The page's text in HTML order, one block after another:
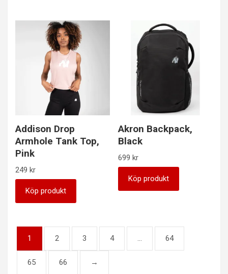
Addison Drop
Armhole Tank Top,
Pink
249 kr
Köp produkt
Akron Backpack,
Black
699 kr
Köp produkt
1 2 3 4 … 64
65 66 →